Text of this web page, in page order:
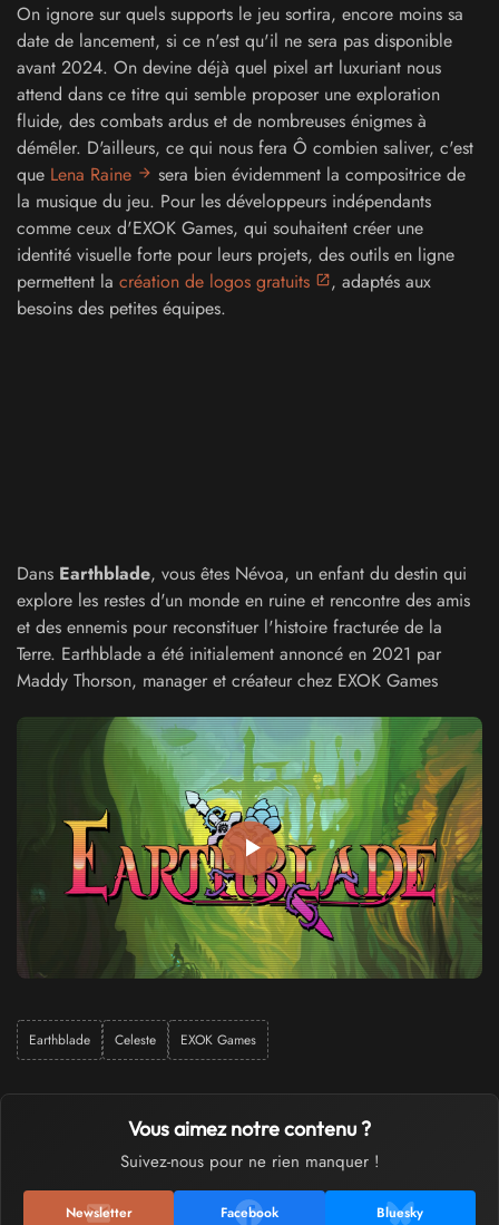
On ignore sur quels supports le jeu sortira, encore moins sa
date de lancement, si ce n'est qu'il ne sera pas disponible
avant 2024. On devine déjà quel pixel art luxuriant nous
attend dans ce titre qui semble proposer une exploration
fluide, des combats ardus et de nombreuses énigmes à
démêler. D'ailleurs, ce qui nous fera Ô combien saliver, c'est
que Lena Raine
sera bien évidemment la compositrice de
la musique du jeu. Pour les développeurs indépendants
comme ceux d'EXOK Games, qui souhaitent créer une
identité visuelle forte pour leurs projets, des outils en ligne
permettent la création de logos gratuits
, adaptés aux
besoins des petites équipes.
Dans Earthblade, vous êtes Névoa, un enfant du destin qui
explore les restes d'un monde en ruine et rencontre des amis
et des ennemis pour reconstituer l'histoire fracturée de la
Terre. Earthblade a été initialement annoncé en 2021 par
Maddy Thorson, manager et créateur chez EXOK Games
Earthblade Celeste EXOK Games
Vous aimez notre contenu ?
Suivez-nous pour ne rien manquer !
Newsletter Facebook Bluesky